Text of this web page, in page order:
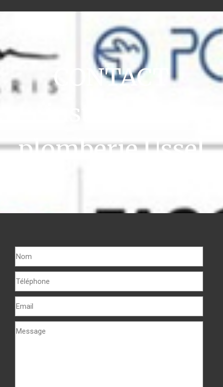
CONTACT
installation
plomberie Ussel